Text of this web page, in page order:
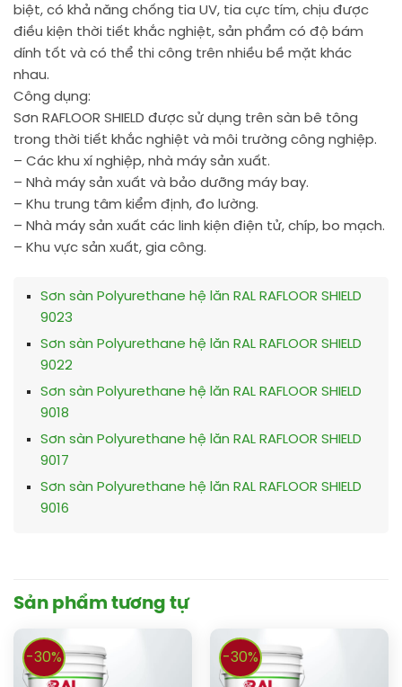
biệt, có khả năng chống tia UV, tia cực tím, chịu được
điều kiện thời tiết khắc nghiệt, sản phẩm có độ bám
dính tốt và có thể thi công trên nhiều bề mặt khác
nhau.
Công dụng:
Sơn RAFLOOR SHIELD được sử dụng trên sàn bê tông
trong thời tiết khắc nghiệt và môi trường công nghiệp.
– Các khu xí nghiệp, nhà máy sản xuất.
– Nhà máy sản xuất và bảo dưỡng máy bay.
– Khu trung tâm kiểm định, đo lường.
– Nhà máy sản xuất các linh kiện điện tử, chíp, bo mạch.
– Khu vực sản xuất, gia công.
Sơn sàn Polyurethane hệ lăn RAL RAFLOOR SHIELD
9023
Sơn sàn Polyurethane hệ lăn RAL RAFLOOR SHIELD
9022
Sơn sàn Polyurethane hệ lăn RAL RAFLOOR SHIELD
9018
Sơn sàn Polyurethane hệ lăn RAL RAFLOOR SHIELD
9017
Sơn sàn Polyurethane hệ lăn RAL RAFLOOR SHIELD
9016
Sản phẩm tương tự
-30% -30%